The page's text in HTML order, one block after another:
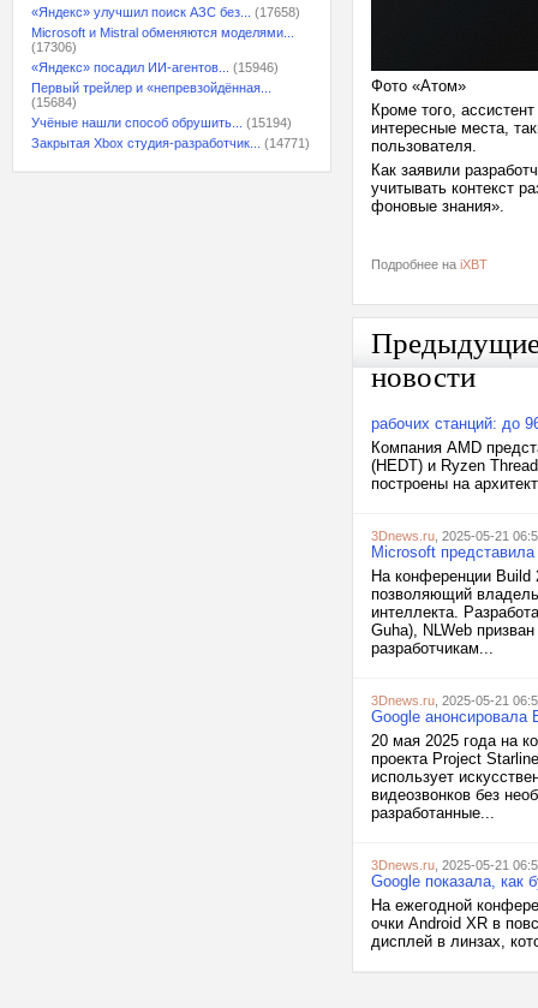
«Яндекс» улучшил поиск АЗС без...
(17658)
Microsoft и Mistral обменяются моделями...
(17306)
«Яндекс» посадил ИИ-агентов...
(15946)
Первый трейлер и «непревзойдённая...
(15684)
Учёные нашли способ обрушить...
(15194)
Закрытая Xbox студия-разработчик...
(14771)
Фото «Атом»
Кроме того,
интересные места,
пользователя.
Как заявили
учитывать контекст
фоновые знания».
Подробнее на iXBT
новости
рабочих станций: до
Компания AMD
(HEDT) и Ryzen
построены на
3Dnews.ru , 2025-05-21
Microsoft
На конференции Build
позволяющий
интеллекта.
Guha), NLWeb
разработчикам...
3Dnews.ru , 2025-05-21
Google
20 мая 2025 года на
проекта Project
использует
видеозвонков без
разработанные...
3Dnews.ru , 2025-05-21
Google показала, как
На ежегодной
очки Android XR в
дисплей в линзах,